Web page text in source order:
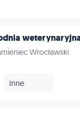
Wrocławski
Inne